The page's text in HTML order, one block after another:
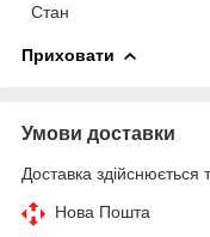
Стан
Приховати
Умови доставки
Доставка здійснюється
Нова Пошта